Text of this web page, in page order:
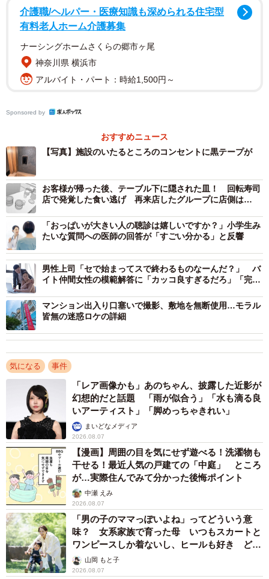
「精神科領域の話な気がするな。。。」
「ここから大量の電磁波ガー！みたいな人なのかな…怖」
「場所によっては施設の生き物の命や健康に関わる大事な
ものを…ひどすぎる」
「イタズラにしては悪質すぎます…これを全て剥がすのに
てのコンセントを確認しなくてはいけない…無駄な時間を
いてほしい イタズラでは済まされない問題です」
など数々の驚きの声が寄せられた今回の事件。犯人の女は9
月25日、下田市の下田ロープウェイ乗り場の男子トイレに
侵入したとして逮捕。オレンジ色の長い髪と花柄のミニス
カートが特定の決め手になったようだ。動機などの真相の
解明が待たれる。
白輪剛史さん関連情報
Xアカウント：
有限会社レップジャパンホームページ： https://www.rep-
japan.co.jp/
【話題の投稿】施設のいたるところのコンセントに黒テー
プが…
先日、iZooとKawaZooに来園した女(お客様とは呼べない)
が、園内外のコンセントというコンセントを勝手に触り、
黒いビニールテープを貼り付けるという前代未聞の悪質な
事件が起こりました。
防犯カメラの映像で犯行現場、車両、容姿も確認できまし
た。… pic.twitter.com/IHt6VYOmUC
— 白輪剛史 (@shirawatsuyoshi)September 21, 2024
介護職/ヘルパー・医療知識も深められる住宅型
有料老人ホーム介護募集
ナーシングホームさくらの郷市ヶ尾
神奈川県 横浜市
アルバイト・パート：時給1,500円～
Sponsored by
おすすめニュース
【写真】施設のいたるところのコンセントに黒テープが
お客様が帰った後、テーブル下に隠された皿！ 回転寿司
店で発覚した食い逃げ 再来店したグループに店側は…
「おっぱいが大きい人の聴診は嬉しいですか？」小学生み
たいな質問への医師の回答が「すごい分かる」と反響
男性上司「セで始まってスで終わるものなーんだ？」 バ
イト仲間女性の模範解答に「カッコ良すぎるだろ」「完璧
マンション出入り口塞いで撮影、敷地を無断使用…モラル
皆無の迷惑ロケの詳細
気になる 事件
「レア画像かも」あのちゃん、披露した近影が
幻想的だと話題 「雨が似合う」「水も滴る良
いアーティスト」「脚めっちゃきれい」
まいどなメディア
2026.08.07
【漫画】周囲の目を気にせず遊べる！洗濯物も
干せる！最近人気の戸建ての「中庭」 ところ
が…実際住んでみて分かった後悔ポイント
中瀬 えみ
2026.08.07
「男の子のママっぽいよね」ってどういう意
味？ 女系家族で育った母 いつもスカートと
ワンピースしか着ないし、ヒールも好き どの
へんが…
山岡 もと子
2026.08.07